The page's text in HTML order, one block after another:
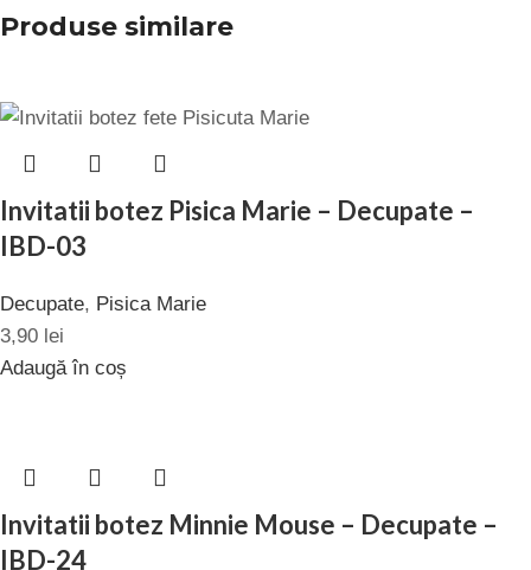
Produse similare
Invitatii botez Pisica Marie – Decupate –
IBD-03
Decupate, Pisica Marie
3,90 lei
Adaugă în coș
Invitatii botez Minnie Mouse – Decupate –
IBD-24